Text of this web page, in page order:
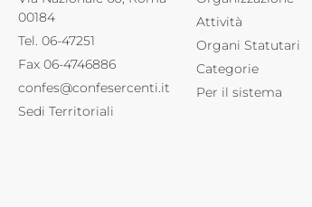
00184
Tel. 06-47251
Fax 06-4746886
confes@confesercenti.it
Sedi Territoriali
Attività
Organi Statutari
Categorie
Per il sistema